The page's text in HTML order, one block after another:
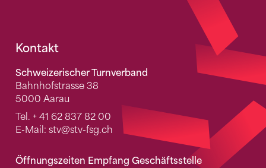
Fusszeile
Kontakt
Schweizerischer Turnverband
Bahnhofstrasse 38
5000 Aarau
Tel. + 41 62 837 82 00
E-Mail: stv@stv-fsg.ch
Öffnungszeiten Empfang Geschäftsstelle